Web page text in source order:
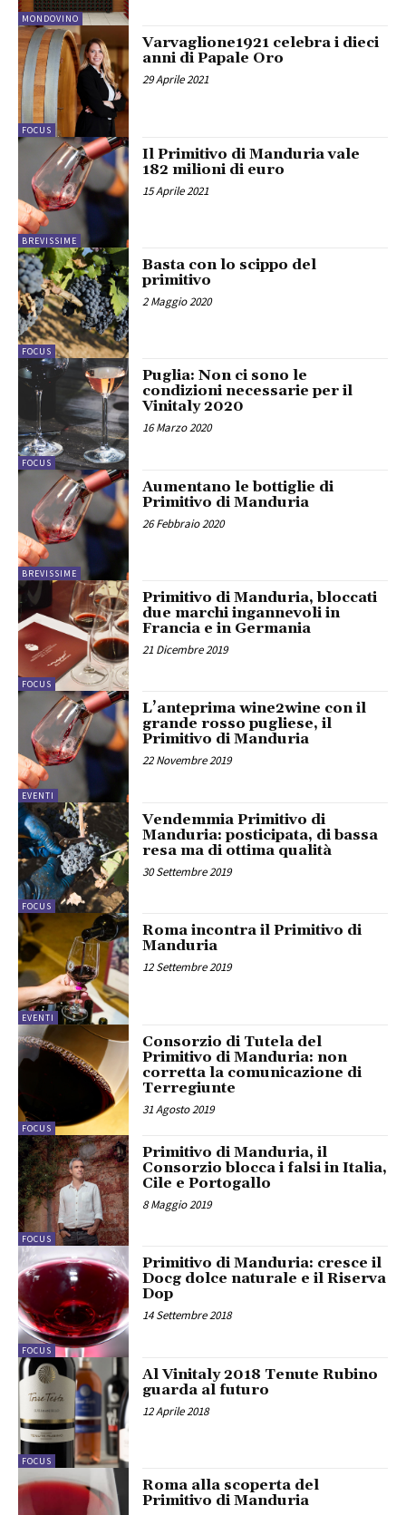
MONDOVINO
FOCUS
Varvaglione1921 celebra i dieci
anni di Papale Oro
29 Aprile 2021
BREVISSIME
Il Primitivo di Manduria vale
182 milioni di euro
15 Aprile 2021
FOCUS
Basta con lo scippo del
primitivo
2 Maggio 2020
FOCUS
Puglia: Non ci sono le
condizioni necessarie per il
Vinitaly 2020
16 Marzo 2020
BREVISSIME
Aumentano le bottiglie di
Primitivo di Manduria
26 Febbraio 2020
FOCUS
Primitivo di Manduria, bloccati
due marchi ingannevoli in
Francia e in Germania
21 Dicembre 2019
EVENTI
L’anteprima wine2wine con il
grande rosso pugliese, il
Primitivo di Manduria
22 Novembre 2019
FOCUS
Vendemmia Primitivo di
Manduria: posticipata, di bassa
resa ma di ottima qualità
30 Settembre 2019
EVENTI
Roma incontra il Primitivo di
Manduria
12 Settembre 2019
FOCUS
Consorzio di Tutela del
Primitivo di Manduria: non
corretta la comunicazione di
Terregiunte
31 Agosto 2019
FOCUS
Primitivo di Manduria, il
Consorzio blocca i falsi in Italia,
Cile e Portogallo
8 Maggio 2019
FOCUS
Primitivo di Manduria: cresce il
Docg dolce naturale e il Riserva
Dop
14 Settembre 2018
FOCUS
Al Vinitaly 2018 Tenute Rubino
guarda al futuro
12 Aprile 2018
Roma alla scoperta del
Primitivo di Manduria